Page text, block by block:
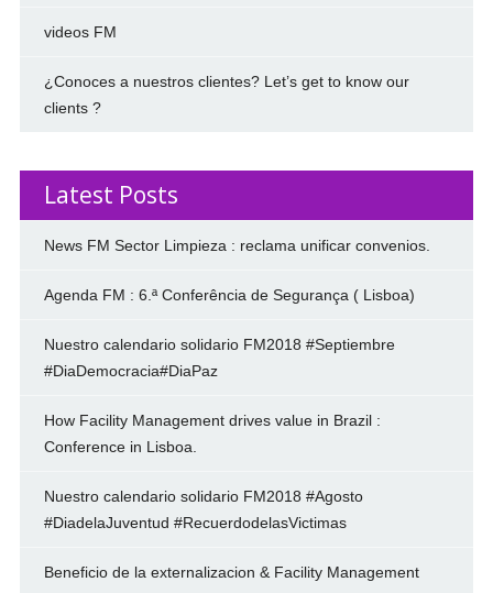
videos FM
¿Conoces a nuestros clientes? Let’s get to know our
clients ?
Latest Posts
News FM Sector Limpieza : reclama unificar convenios.
Agenda FM : 6.ª Conferência de Segurança ( Lisboa)
Nuestro calendario solidario FM2018 #Septiembre
#DiaDemocracia#DiaPaz
How Facility Management drives value in Brazil :
Conference in Lisboa.
Nuestro calendario solidario FM2018 #Agosto
#DiadelaJuventud #RecuerdodelasVictimas
Beneficio de la externalizacion & Facility Management